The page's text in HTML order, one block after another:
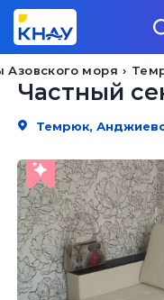
Азовского моря
Частный
Темрюк,